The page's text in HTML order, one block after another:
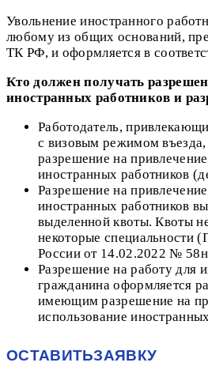
Увольнение иностранного
любому из общих оснований,
ТК РФ, и оформляется в
Кто должен получать
иностранных работников и
Работодатель,
с визовым режимом
разрешение на
иностранных работников
Разрешение на
иностранных работников
выделенной квоты. Квоты
некоторые специальности
России от 14.02.2022 №
Разрешение на работу для
гражданина оформляется
имеющим разрешение на
использование
ОСТАВИТЬЗАЯВКУ